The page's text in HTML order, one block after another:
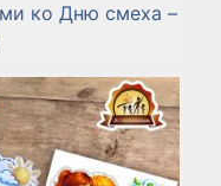
ко Дню смеха –